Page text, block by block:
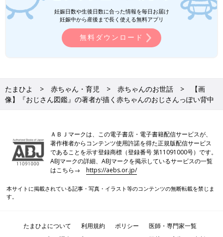
妊娠日数や生後日数に合った情報を毎日お届け
妊娠中から産後まで長く使える無料アプリ
無料ダウンロード
たまひよ 赤ちゃん・育児 赤ちゃんのお世話
【画
像】『おじさん図鑑』の著者が描く赤ちゃんのおじさんっぽい背中
ＡＢＪマークは、この電子書店・電子書籍配信サービスが、
著作権者からコンテンツ使用許諾を得た正規版配信サービス
であることを示す登録商標（登録番号 第11091000号）です。
ABJマークの詳細、ABJマークを掲示しているサービスの一覧
はこちら→https://aebs.or.jp/
本サイトに掲載されている記事・写真・イラスト等のコンテンツの無断転載を禁じま
す。
たまひよについて 利用規約 ポリシー
医師・専門家一覧